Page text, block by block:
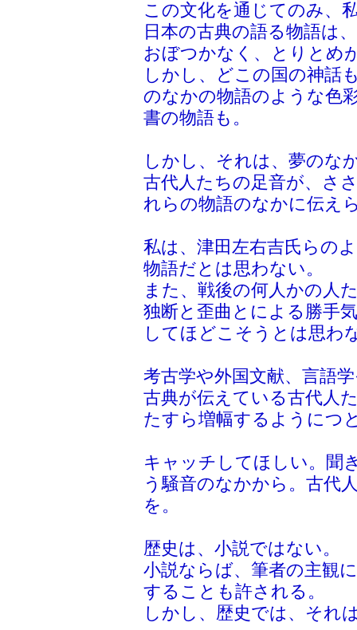
この文化を通じてのみ、
日本の古典の語る物語は
おぼつかなく、とりとめ
しかし、どこの国の神話
のなかの物語のような色
書の物語も。
しかし、それは、夢のな
古代人たちの足音が、さ
れらの物語のなかに伝え
私は、津田左右吉氏らの
物語だとは思わない。
また、戦後の何人かの人
独断と歪曲とによる勝手
してほどこそうとは思わ
考古学や外国文献、言語
古典が伝えている古代人
たすら増幅するようにつ
キャッチしてほしい。聞
う騒音のなかから。古代
を。
歴史は、小説ではない。
小説ならば、筆者の主観
することも許される。
しかし、歴史では、それ